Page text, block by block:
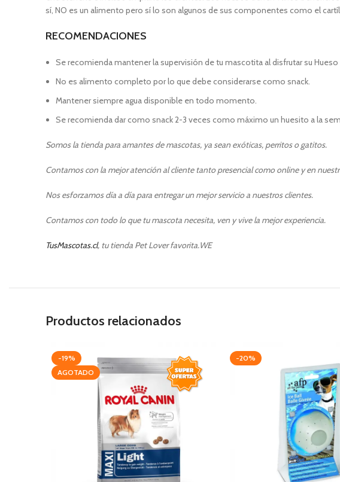
sí, NO es un alimento pero sí lo son algunos de sus componentes como el
RECOMENDACIONES
Se recomienda mantener la supervisión de tu mascotita al disfrutar su Hueso
No es alimento completo por lo que debe considerarse como snack.
Mantener siempre agua disponible en todo momento.
Se recomienda dar como snack 2-3 veces como máximo un huesito a la
Somos la tienda para amantes de mascotas, ya sean exóticas, perritos o gatitos.
Contamos con la mejor atención al cliente tanto presencial como online y en
Nos esforzamos día a día para entregar un mejor servicio a nuestros clientes.
Contamos con todo lo que tu mascota necesita, ven y vive la mejor experiencia.
TusMascotas.cl, tu tienda Pet Lover favorita.WE
Productos relacionados
-19%
AGOTADO
-20%